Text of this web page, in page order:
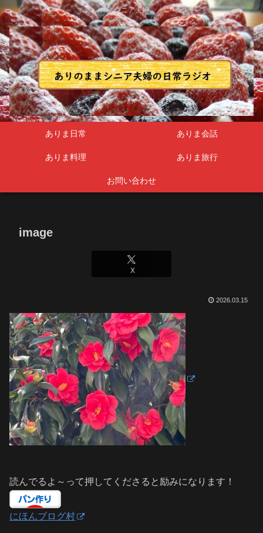
シニア夫婦
ありま日常 ありま会話
ありま料理 ありま旅行
お問い合わせ
image
X
2026.03.15
読んでるよ～って押してくださると励みになります！
にほんブログ村